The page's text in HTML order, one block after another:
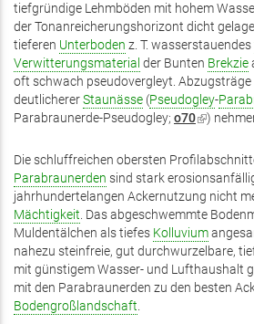
ist
tiefgründige Lehmböden mit hohem
der Tonanreicherungshorizont dicht
tieferen Unterboden z. T. wasserstauendes
Verwitterungsmaterial der Bunten Brekzie
oft schwach pseudovergleyt. Abzugsträge
deutlichererStaunässe (Pseudogley-
Parabraunerde-Pseudogley; o70(Link
extern)
)
Die schluffreichen obersten
Parabraunerden sind stark
jahrhundertelangen Ackernutzung nicht
Mächtigkeit. Das abgeschwemmte
Muldentälchen als tiefes Kolluvium
nahezu steinfreie, gut durchwurzelbare,
mit günstigem Wasser- und Lufthaushalt
mit den Parabraunerden zu den besten
Bodengroßlandschaft.